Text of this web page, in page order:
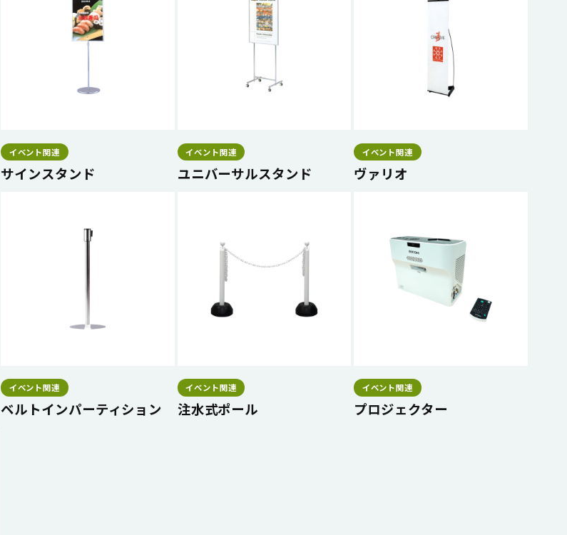
イベント関連
サインスタンド
イベント関連
ユニバーサルスタンド
イベント関連
ヴァリオ
イベント関連
ベルトインパーティション
イベント関連
注水式ポール
イベント関連
プロジェクター